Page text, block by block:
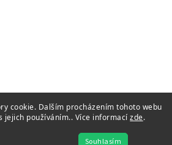
cookie. Dalším procházením tohoto webu
jejich používáním.. Více informacízde.
Souhlasím